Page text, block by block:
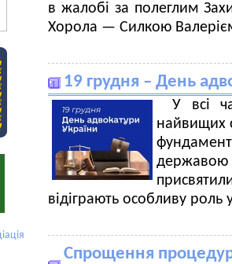
в жалобі за полеглим
Хорола — Силкою
19 грудня – День
У всі
найвищих
державою
відіграють особливу роль
Спрощення процедур